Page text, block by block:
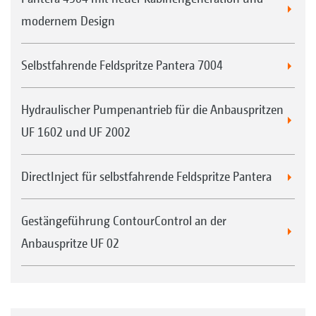
modernem Design
Selbstfahrende Feldspritze Pantera 7004
Hydraulischer Pumpenantrieb für die Anbauspritzen
UF 1602 und UF 2002
DirectInject für selbstfahrende Feldspritze Pantera
Gestängeführung ContourControl an der
Anbauspritze UF 02